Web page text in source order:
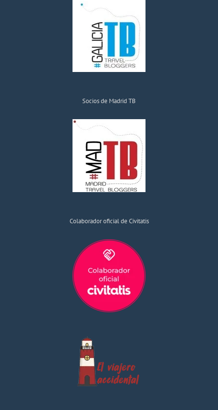
Socios de Madrid TB
Colaborador oficial de Civitatis